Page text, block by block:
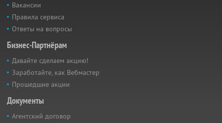
Вакансии
Правила сервиса
Ответы на вопросы
Бизнес-Партнёрам
Давайте сделаем акцию!
Заработайте, как Вебмастер
Прошедшие акции
Документы
Агентский договор